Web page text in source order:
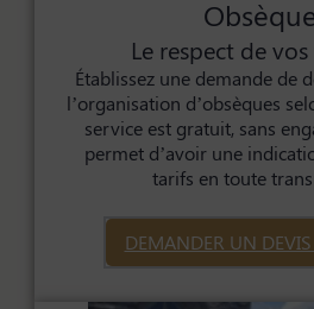
Le respect de
Établissez une demande de
l’organisation d’obsèques
service est gratuit, sans
permet d’avoir une
tarifs en toute
DEMANDER UN